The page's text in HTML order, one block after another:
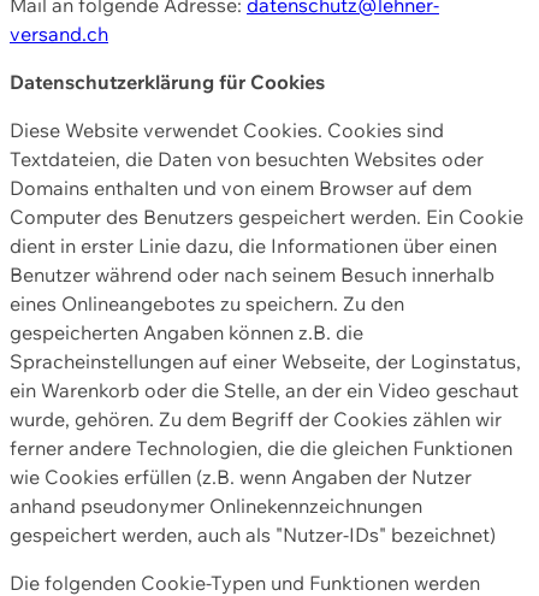
versand.ch
Datenschutzerklärung für Cookies
Diese Website verwendet Cookies. Cookies sind
Textdateien, die Daten von besuchten Websites oder
Domains enthalten und von einem Browser auf dem
Computer des Benutzers gespeichert werden. Ein Cookie
dient in erster Linie dazu, die Informationen über einen
Benutzer während oder nach seinem Besuch innerhalb
eines Onlineangebotes zu speichern. Zu den
gespeicherten Angaben können z.B. die
Spracheinstellungen auf einer Webseite, der Loginstatus,
ein Warenkorb oder die Stelle, an der ein Video geschaut
wurde, gehören. Zu dem Begriff der Cookies zählen wir
ferner andere Technologien, die die gleichen Funktionen
wie Cookies erfüllen (z.B. wenn Angaben der Nutzer
anhand pseudonymer Onlinekennzeichnungen
gespeichert werden, auch als "Nutzer-IDs" bezeichnet)
Die folgenden Cookie-Typen und Funktionen werden